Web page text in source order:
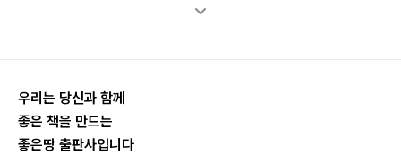
우리는 당신과 함께
좋은 책을 만드는
좋은땅 출판사입니다